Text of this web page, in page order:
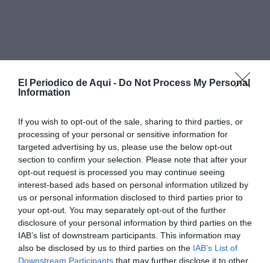
El Periodico de Aqui - Do Not Process My Personal
Information
If you wish to opt-out of the sale, sharing to third parties, or
processing of your personal or sensitive information for
targeted advertising by us, please use the below opt-out
section to confirm your selection. Please note that after your
opt-out request is processed you may continue seeing
interest-based ads based on personal information utilized by
us or personal information disclosed to third parties prior to
your opt-out. You may separately opt-out of the further
disclosure of your personal information by third parties on the
IAB’s list of downstream participants. This information may
also be disclosed by us to third parties on the IAB’s List of
Downstream Participants that may further disclose it to other
Incluso en una ocasión se la quedó una semana, pues
nos fuimos de vacaciones y nos cobró 5 euros.
Con esta nueva ley que prohíbe la venta de perros sus
ingresos se han visto disminuidos evidentemente